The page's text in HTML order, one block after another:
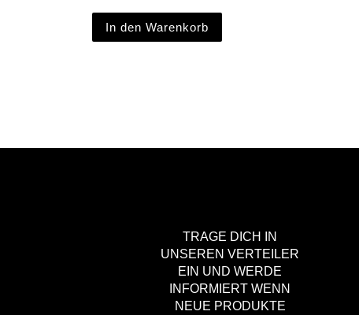
In den Warenkorb
TRAGE DICH IN
UNSEREN VERTEILER
EIN UND WERDE
INFORMIERT WENN
NEUE PRODUKTE